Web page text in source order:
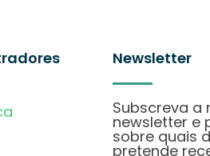
Newsletter
Subscreva a
newsletter e
sobre quais
pretende